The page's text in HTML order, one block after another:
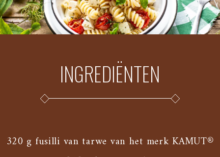
INGREDIËNTEN
320 g fusilli van tarwe van het merk KAMUT®